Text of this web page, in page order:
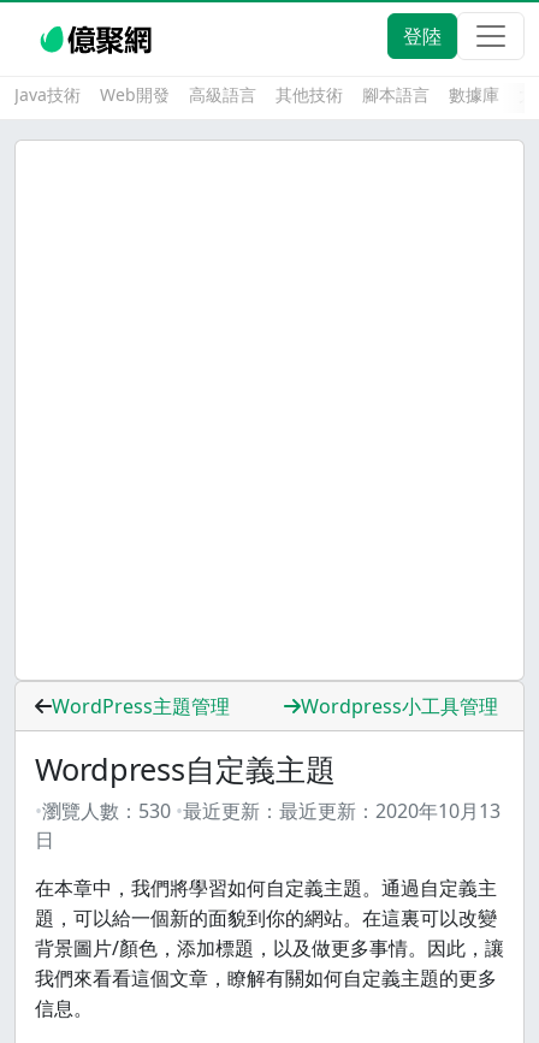
登陸
Java技術 Web開發 高級語言 其他技術 腳本語言 數據庫
WordPress主題管理 Wordpress小工具管理
Wordpress自定義主題
瀏覽人數： 530 最近更新： 最近更新： 2020年10月13
日
在本章中，我們將學習如何自定義主題。通過自定義主
題，可以給一個新的面貌到你的網站。在這裏可以改變
背景圖片/顏色，添加標題，以及做更多事情。因此，讓
我們來看看這個文章，瞭解有關如何自定義主題的更多
信息。